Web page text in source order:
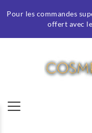
Pour les commandes
offert avec